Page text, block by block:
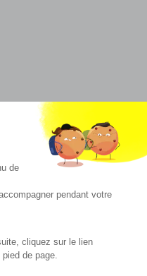
de
pendant votre
cliquez sur le lien
de page.
et les offres du